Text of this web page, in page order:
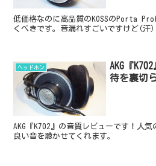
低価格なのに高品質のKOSSのPorta
くべきです。音漏れすごいですけど(汗）
ヘッドホン
AKG『
待を裏切
AKG『K702』の音質レビューです！人
良い音を聴かせてくれます。